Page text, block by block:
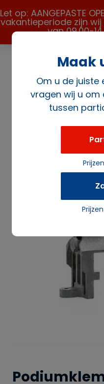
Let op: AANGEPASTE
vakantieperiode zijn
van 09.00-
Podia
Maak
Om u de juiste
vragen wij u om
tussen